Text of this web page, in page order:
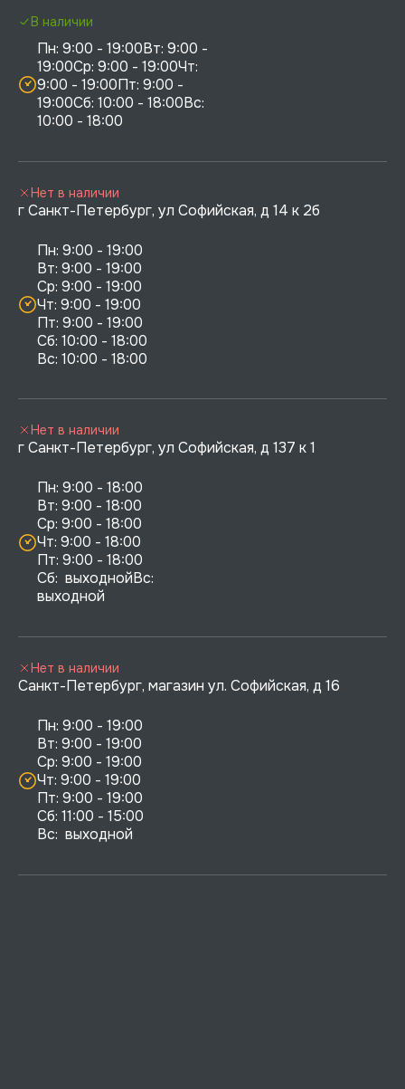
Пн: 9:00 - 19:00Вт: 9:00 -
19:00Ср: 9:00 - 19:00Чт:
9:00 - 19:00Пт: 9:00 -
19:00Сб: 10:00 - 18:00Вс:
10:00 - 18:00
В наличии
г Санкт-Петербург, ул Софийская, д 14 к 2б
Пн: 9:00 - 19:00
Вт: 9:00 - 19:00
Ср: 9:00 - 19:00
Чт: 9:00 - 19:00
Пт: 9:00 - 19:00
Сб: 10:00 - 18:00
Нет в наличии
г Санкт-Петербург, ул Софийская, д 137 к 1
Пн: 9:00 - 18:00
Вт: 9:00 - 18:00
Ср: 9:00 - 18:00
Чт: 9:00 - 18:00
Пт: 9:00 - 18:00
Сб:  выходнойВс:
выходной
Нет в наличии
Санкт-Петербург, магазин ул. Софийская, д 16
Пн: 9:00 - 19:00
Вт: 9:00 - 19:00
Ср: 9:00 - 19:00
Чт: 9:00 - 19:00
Пт: 9:00 - 19:00
Сб: 11:00 - 15:00
Вс:  выходной
Нет в наличии